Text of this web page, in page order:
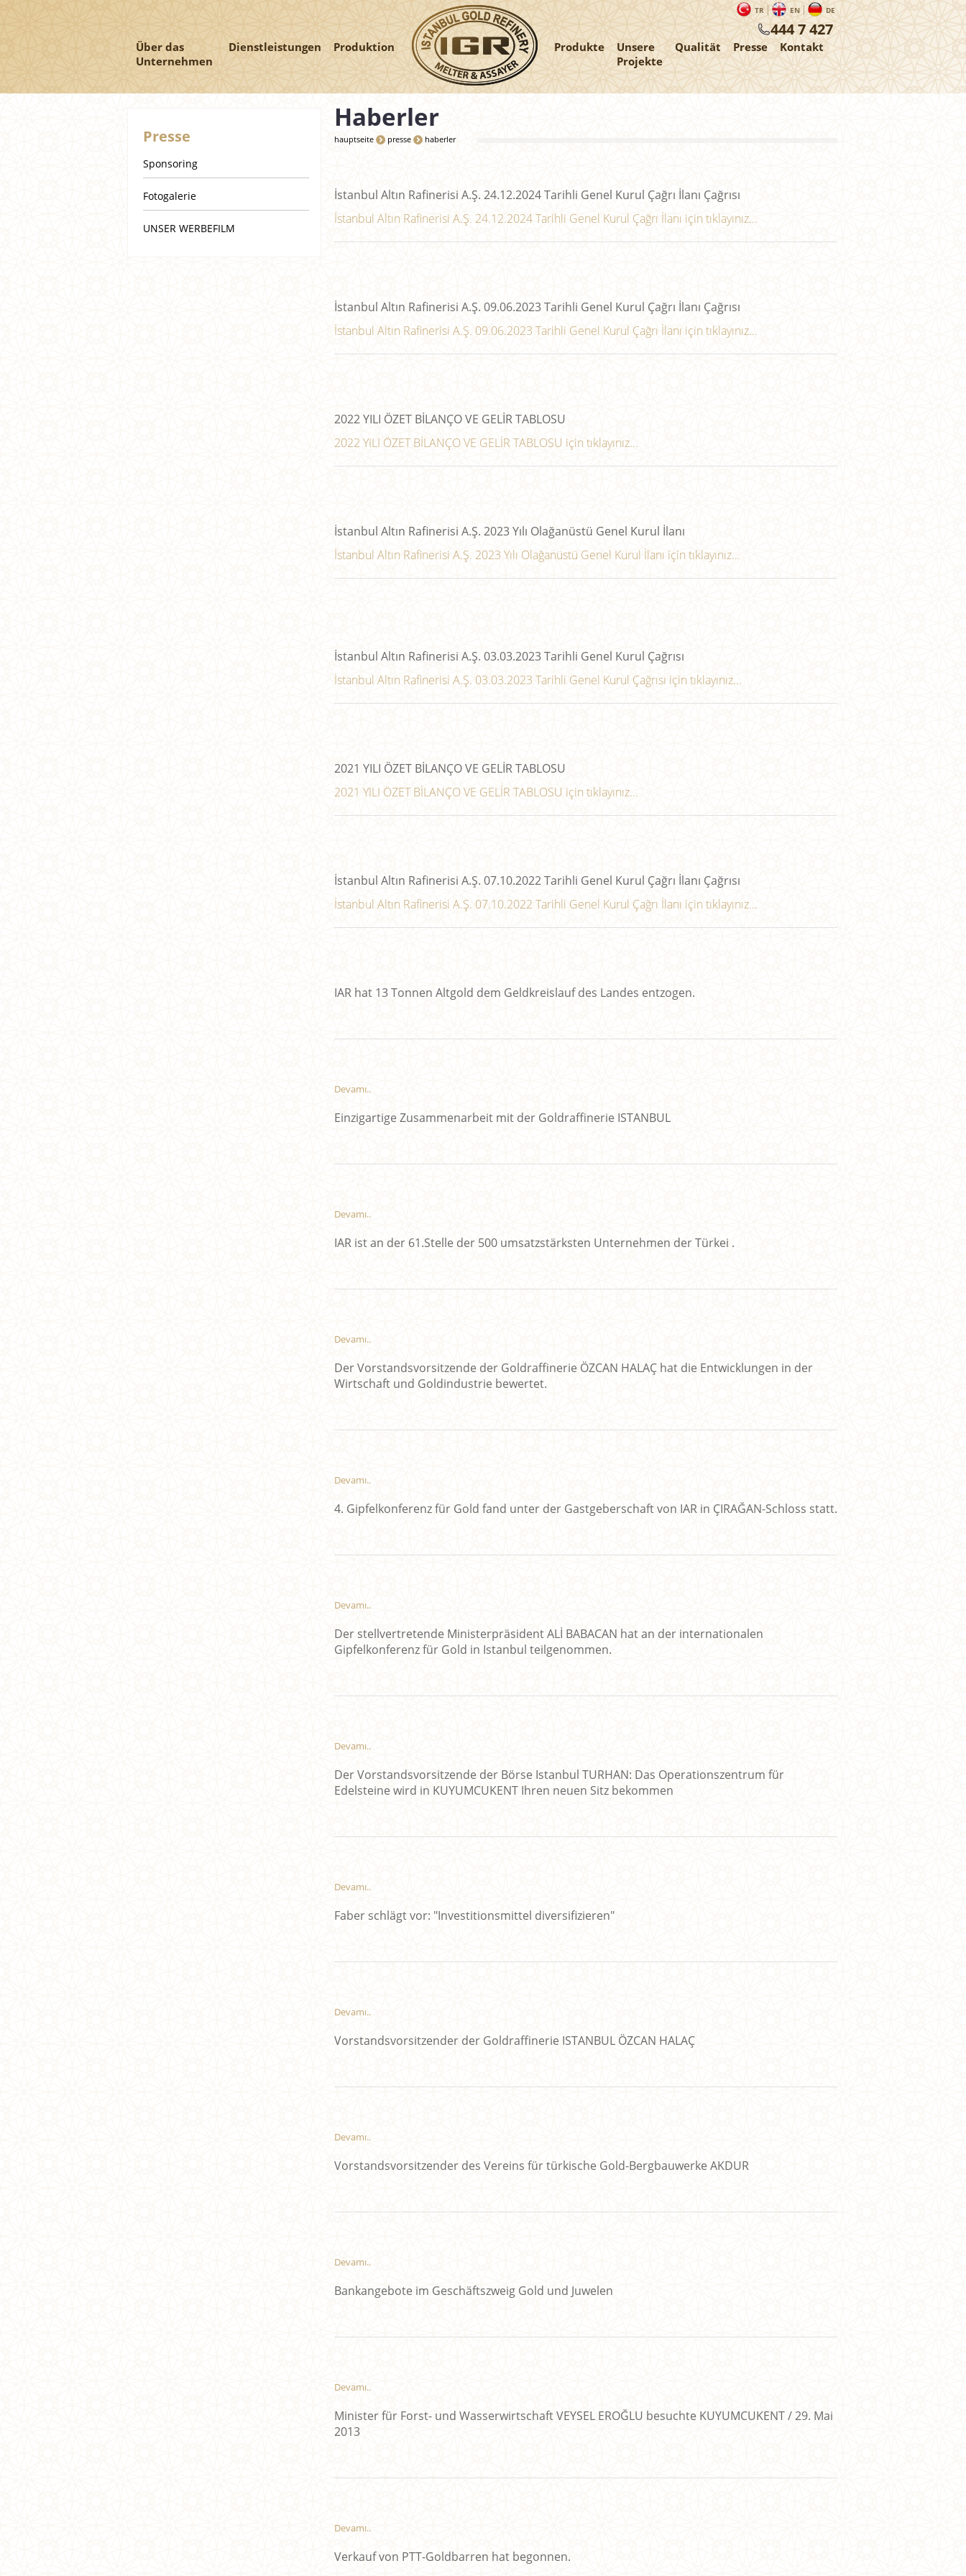
TR EN DE
444 7 427
Über das
Unternehmen
Dienstleistungen Produktion Produkte
Unsere
Projekte
Qualität Presse Kontakt
Presse
Sponsoring
Fotogalerie
UNSER WERBEFILM
Haberler
hauptseite presse haberler
İstanbul Altın Rafinerisi A.Ş. 24.12.2024 Tarihli Genel Kurul Çağrı İlanı Çağrısı
İstanbul Altın Rafinerisi A.Ş. 24.12.2024 Tarihli Genel Kurul Çağrı İlanı için tıklayınız...
İstanbul Altın Rafinerisi A.Ş. 09.06.2023 Tarihli Genel Kurul Çağrı İlanı Çağrısı
İstanbul Altın Rafinerisi A.Ş. 09.06.2023 Tarihli Genel Kurul Çağrı İlanı için tıklayınız...
2022 YILI ÖZET BİLANÇO VE GELİR TABLOSU
2022 YILI ÖZET BİLANÇO VE GELİR TABLOSU için tıklayınız...
İstanbul Altın Rafinerisi A.Ş. 2023 Yılı Olağanüstü Genel Kurul İlanı
İstanbul Altın Rafinerisi A.Ş. 2023 Yılı Olağanüstü Genel Kurul İlanı için tıklayınız...
İstanbul Altın Rafinerisi A.Ş. 03.03.2023 Tarihli Genel Kurul Çağrısı
İstanbul Altın Rafinerisi A.Ş. 03.03.2023 Tarihli Genel Kurul Çağrısı için tıklayınız...
2021 YILI ÖZET BİLANÇO VE GELİR TABLOSU
2021 YILI ÖZET BİLANÇO VE GELİR TABLOSU için tıklayınız...
İstanbul Altın Rafinerisi A.Ş. 07.10.2022 Tarihli Genel Kurul Çağrı İlanı Çağrısı
İstanbul Altın Rafinerisi A.Ş. 07.10.2022 Tarihli Genel Kurul Çağrı İlanı için tıklayınız...
IAR hat 13 Tonnen Altgold dem Geldkreislauf des Landes entzogen.
Devamı..
Einzigartige Zusammenarbeit mit der Goldraffinerie ISTANBUL
Devamı..
IAR ist an der 61.Stelle der 500 umsatzstärksten Unternehmen der Türkei .
Devamı..
Der Vorstandsvorsitzende der Goldraffinerie ÖZCAN HALAÇ hat die Entwicklungen in der
Wirtschaft und Goldindustrie bewertet.
Devamı..
4. Gipfelkonferenz für Gold fand unter der Gastgeberschaft von IAR in ÇIRAĞAN-Schloss statt.
Devamı..
Der stellvertretende Ministerpräsident ALİ BABACAN hat an der internationalen
Gipfelkonferenz für Gold in Istanbul teilgenommen.
Devamı..
Der Vorstandsvorsitzende der Börse Istanbul TURHAN: Das Operationszentrum für
Edelsteine wird in KUYUMCUKENT Ihren neuen Sitz bekommen
Devamı..
Faber schlägt vor: "Investitionsmittel diversifizieren"
Devamı..
Vorstandsvorsitzender der Goldraffinerie ISTANBUL ÖZCAN HALAÇ
Devamı..
Vorstandsvorsitzender des Vereins für türkische Gold-Bergbauwerke AKDUR
Devamı..
Bankangebote im Geschäftszweig Gold und Juwelen
Devamı..
Minister für Forst- und Wasserwirtschaft VEYSEL EROĞLU besuchte KUYUMCUKENT / 29. Mai
2013
Devamı..
Verkauf von PTT-Goldbarren hat begonnen.